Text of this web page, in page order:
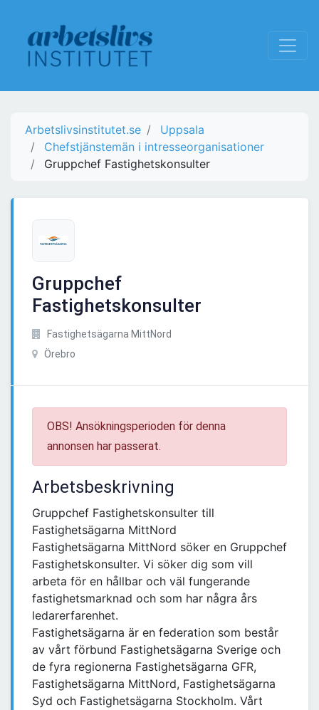
Arbetslivsinstitutet.se
Uppsala
Chefstjänstemän i intresseorganisationer
Gruppchef Fastighetskonsulter
Gruppchef
Fastighetskonsulter
Fastighetsägarna MittNord
Örebro
OBS! Ansökningsperioden för denna
annonsen har passerat.
Arbetsbeskrivning
Gruppchef Fastighetskonsulter till
Fastighetsägarna MittNord
Fastighetsägarna MittNord söker en Gruppchef
Fastighetskonsulter. Vi söker dig som vill
arbeta för en hållbar och väl fungerande
fastighetsmarknad och som har några års
ledarerfarenhet.
Fastighetsägarna är en federation som består
av vårt förbund Fastighetsägarna Sverige och
de fyra regionerna Fastighetsägarna GFR,
Fastighetsägarna MittNord, Fastighetsägarna
Syd och Fastighetsägarna Stockholm. Vårt